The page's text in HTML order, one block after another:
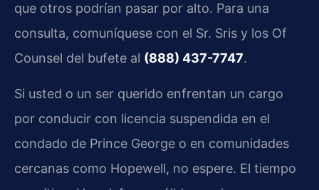
que otros podrían pasar por alto. Para una
consulta, comuníquese con el Sr. Sris y los Of
Counsel del bufete al (888) 437-7747.
Si usted o un ser querido enfrentan un cargo
por conducir con licencia suspendida en el
condado de Prince George o en comunidades
cercanas como Hopewell, no espere. El tiempo